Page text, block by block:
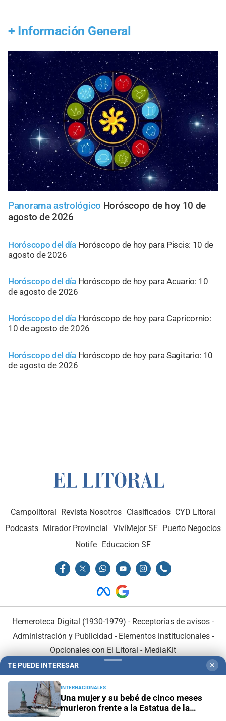
+ Información General
Panorama astrológico Horóscopo de hoy 10 de
agosto de 2026
Horóscopo del día Horóscopo de hoy para Piscis: 10 de
agosto de 2026
Horóscopo del día Horóscopo de hoy para Acuario: 10
de agosto de 2026
Horóscopo del día Horóscopo de hoy para Capricornio:
10 de agosto de 2026
Horóscopo del día Horóscopo de hoy para Sagitario: 10
de agosto de 2026
Campolitoral Revista Nosotros Clasificados CYD Litoral
Podcasts Mirador Provincial VivíMejor SF Puerto Negocios
Notife Educacion SF
Hemeroteca Digital (1930-1979) - Receptorías de avisos -
Administración y Publicidad - Elementos institucionales-
Opcionales con El Litoral - MediaKit
TE PUEDE INTERESAR ✕
INTERNACIONALES
Una mujer y su bebé de cinco meses
murieron frente a la Estatua de la